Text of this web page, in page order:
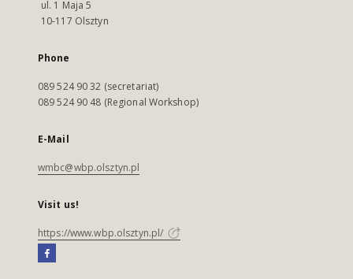
ul. 1 Maja 5
10-117 Olsztyn
Phone
089 524 90 32 (secretariat)
089 524 90 48 (Regional Workshop)
E-Mail
wmbc@wbp.olsztyn.pl
Visit us!
https://www.wbp.olsztyn.pl/